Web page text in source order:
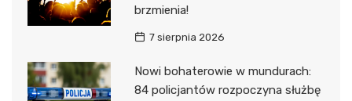
brzmienia!
7 sierpnia 2026
Nowi bohaterowie w mundurach:
84 policjantów rozpoczyna służbę